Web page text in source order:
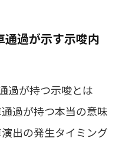
通過が示す示唆内
過が持つ示唆とは
過が持つ本当の意味
出の発生タイミング